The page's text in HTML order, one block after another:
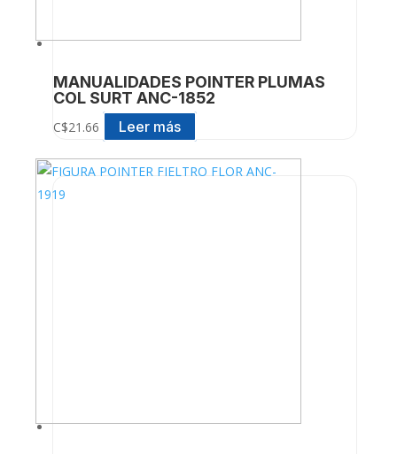
MANUALIDADES POINTER PLUMAS
COL SURT ANC-1852
C$21.66 Leer más